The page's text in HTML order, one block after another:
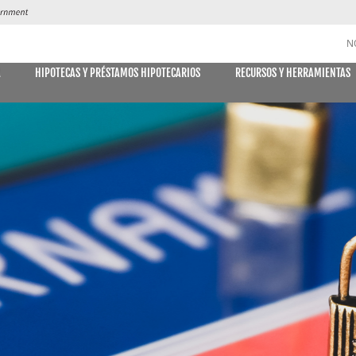
CUENTAS DE AHORRO y CD
Libreta de ahorro
Declaración Ahorro
Cuenta de Ahorro Kids Club
Cuentas del mercado monetario
Tipos actuales del mercado monetario
HIPOTECAS Y PRÉSTAMOS HIPOTECARIOS RECURSOS Y HERRAMIENTAS
E DECLARACIONES
PAGO DE